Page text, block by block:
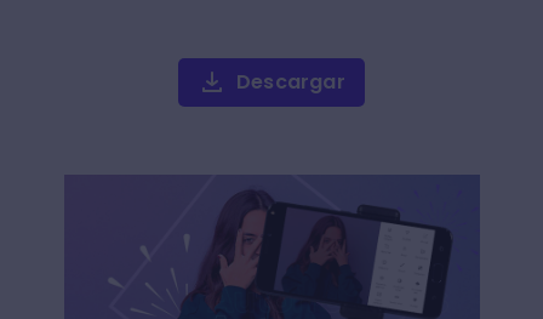
Descargar